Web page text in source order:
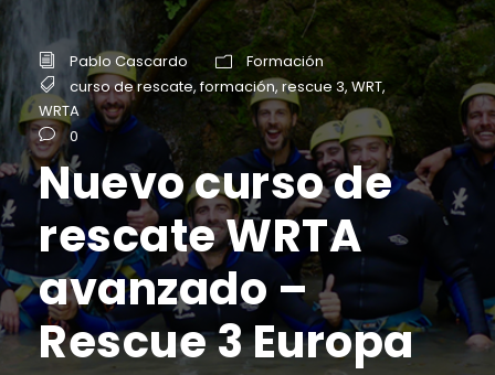
Pablo Cascardo
Formación
curso de rescate, formación,rescue 3, WRT,
WRTA
0
Nuevo curso de
rescate WRTA
avanzado –
Rescue 3 Europa